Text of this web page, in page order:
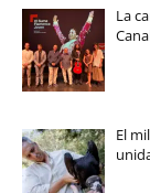
La
El